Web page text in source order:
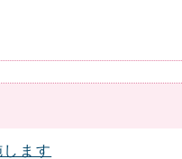
ます